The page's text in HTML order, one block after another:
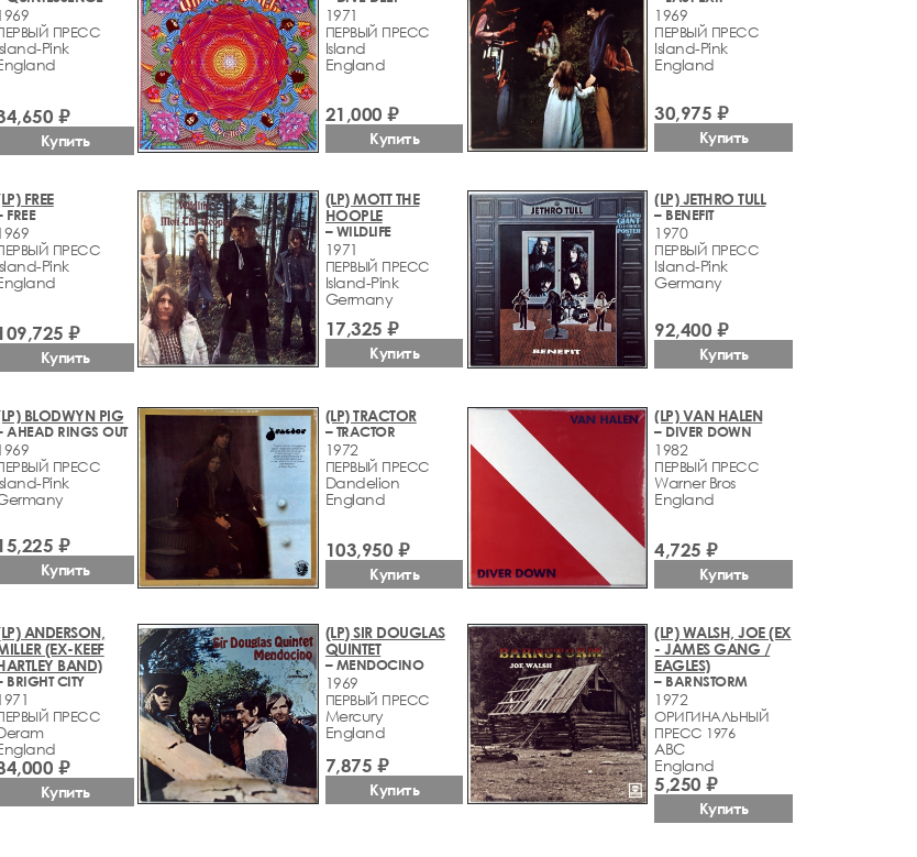
ПРЕСС
Pink
₽
Купить
1971
ПЕРВЫЙ ПРЕСС
Island
England
21,000 ₽
Купить
1969
ПЕРВЫЙ ПРЕСС
Island-Pink
England
30,975 ₽
Купить
FREE
FREE
ПРЕСС
Pink
₽
Купить
(LP) MOTT THE
HOOPLE
– WILDLIFE
1971
ПЕРВЫЙ ПРЕСС
Island-Pink
Germany
17,325 ₽
Купить
(LP) JETHRO TULL
– BENEFIT
1970
ПЕРВЫЙ ПРЕСС
Island-Pink
Germany
92,400 ₽
Купить
BLODWYN PIG
AHEAD RINGS OUT
ПРЕСС
Pink
₽
Купить
(LP) TRACTOR
– TRACTOR
1972
ПЕРВЫЙ ПРЕСС
Dandelion
England
103,950 ₽
Купить
(LP) VAN HALEN
– DIVER DOWN
1982
ПЕРВЫЙ ПРЕСС
Warner Bros
England
4,725 ₽
Купить
ANDERSON,
(EX-KEEF
BAND)
BRIGHT CITY
ПРЕСС
₽
Купить
(LP) SIR DOUGLAS
QUINTET
– MENDOCINO
1969
ПЕРВЫЙ ПРЕСС
Mercury
England
7,875 ₽
Купить
(LP) WALSH, JOE (EX
- JAMES GANG /
EAGLES)
– BARNSTORM
1972
ОРИГИНАЛЬНЫЙ
ПРЕСС 1976
ABC
England
5,250 ₽
Купить